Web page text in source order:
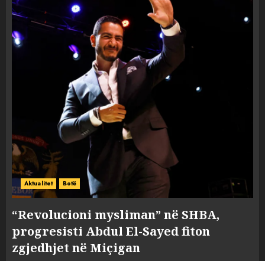
Aktualitet Botë
“Revolucioni mysliman” në SHBA,
progresisti Abdul El-Sayed fiton
zgjedhjet në Miçigan